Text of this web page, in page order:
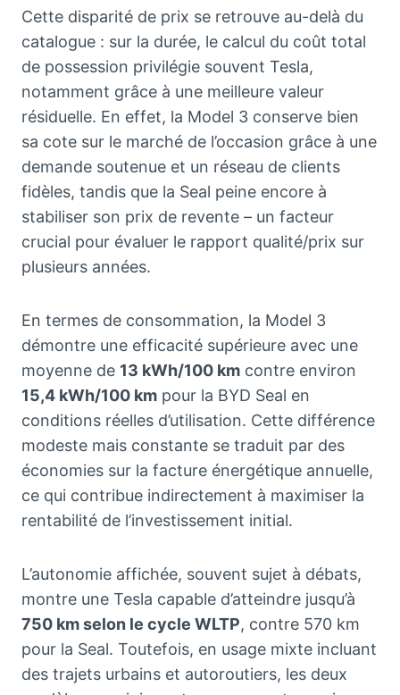
Cette disparité de prix se retrouve au-delà du
catalogue : sur la durée, le calcul du coût total
de possession privilégie souvent Tesla,
notamment grâce à une meilleure valeur
résiduelle. En effet, la Model 3 conserve bien
sa cote sur le marché de l’occasion grâce à une
demande soutenue et un réseau de clients
fidèles, tandis que la Seal peine encore à
stabiliser son prix de revente – un facteur
crucial pour évaluer le rapport qualité/prix sur
plusieurs années.
En termes de consommation, la Model 3
démontre une efficacité supérieure avec une
moyenne de 13 kWh/100 km contre environ
15,4 kWh/100 km pour la BYD Seal en
conditions réelles d’utilisation. Cette différence
modeste mais constante se traduit par des
économies sur la facture énergétique annuelle,
ce qui contribue indirectement à maximiser la
rentabilité de l’investissement initial.
L’autonomie affichée, souvent sujet à débats,
montre une Tesla capable d’atteindre jusqu’à
750 km selon le cycle WLTP, contre 570 km
pour la Seal. Toutefois, en usage mixte incluant
des trajets urbains et autoroutiers, les deux